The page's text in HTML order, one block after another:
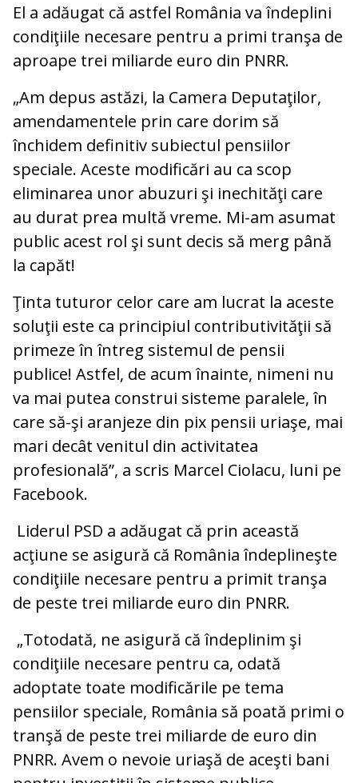
El a adăugat că astfel România va îndeplini
condiţiile necesare pentru a primi tranşa de
aproape trei miliarde euro din PNRR.
„Am depus astăzi, la Camera Deputaţilor,
amendamentele prin care dorim să
închidem definitiv subiectul pensiilor
speciale. Aceste modificări au ca scop
eliminarea unor abuzuri şi inechităţi care
au durat prea multă vreme. Mi-am asumat
public acest rol şi sunt decis să merg până
la capăt!
Ţinta tuturor celor care am lucrat la aceste
soluţii este ca principiul contributivităţii să
primeze în întreg sistemul de pensii
publice! Astfel, de acum înainte, nimeni nu
va mai putea construi sisteme paralele, în
care să-şi aranjeze din pix pensii uriaşe, mai
mari decât venitul din activitatea
profesională”, a scris Marcel Ciolacu, luni pe
Facebook.
Liderul PSD a adăugat că prin această
acţiune se asigură că România îndeplineşte
condiţiile necesare pentru a primit tranşa
de peste trei miliarde euro din PNRR.
„Totodată, ne asigură că îndeplinim şi
condiţiile necesare pentru ca, odată
adoptate toate modificările pe tema
pensiilor speciale, România să poată primi o
tranşă de peste trei miliarde de euro din
PNRR. Avem o nevoie uriaşă de aceşti bani